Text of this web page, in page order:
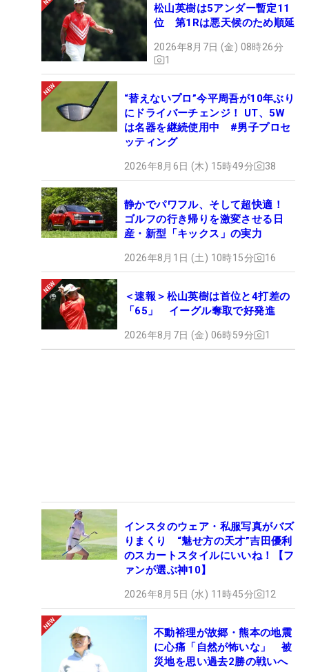
松山英樹は5アンダー暫定11
位 第1Rは悪天候のため順延
2026年8月7日 (金) 08時26分
1
“替えないプロ”今平周吾が10年ぶり
にドライバーチェンジ！ UT、5W
は名器を継続使用中 #男子プロセ
ッティング
2026年8月6日 (木) 15時49分 38
静かでパワフル、そして超快適！
ゴルフの行き帰りを激変させる日
産・新型「キックス」の実力
2026年8月1日 (土) 10時15分 16
＜速報＞松山英樹は首位と4打差の
「65」 イーグル奪取で好発進
2026年8月7日 (金) 06時59分 1
インスタのウェア・私服写真がバズ
りまくり “魅せ方の天才”吉田優利
のスカートスタイルにいいね！【フ
ァンが選ぶ神10】
2026年8月5日 (水) 11時45分 12
不動裕理が故郷・熊本の地震
に心痛「自然が怖いな」 被
災地を思い過去2勝の戦いへ